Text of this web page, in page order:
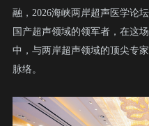
融，2026海峡两岸超声医学论
国产超声领域的领军者，在这
中，与两岸超声领域的顶尖专
脉络。